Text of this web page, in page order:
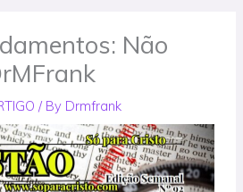
Não
/ By Drmfrank